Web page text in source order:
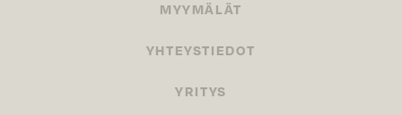
MYYMÄLÄT
YHTEYSTIEDOT
YRITYS